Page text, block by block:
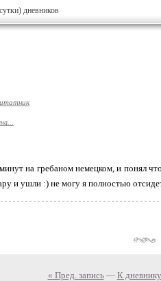
дневников
на гребаном немецком, и понял
и ушли :) не могу я полностью
« Пред. запись— К дневнику